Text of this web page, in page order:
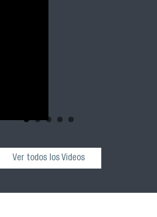
Ver todos los Videos